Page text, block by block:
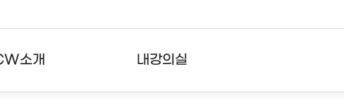
소개 내강의실